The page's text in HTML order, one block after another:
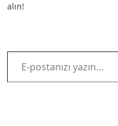
alın!
E-postanızı yazın…